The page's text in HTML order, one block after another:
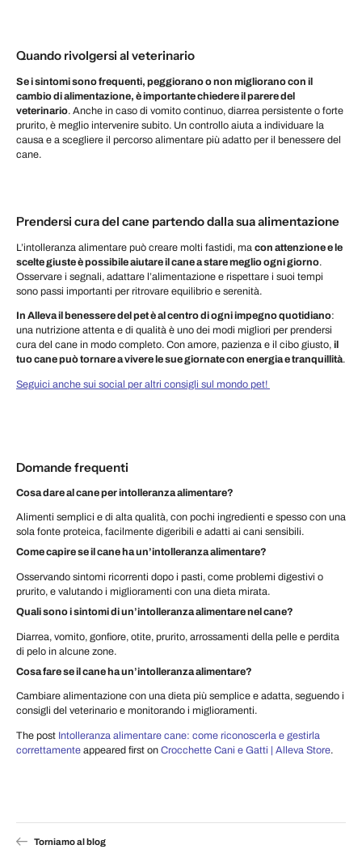
Quando rivolgersi al veterinario
Se i sintomi sono frequenti, peggiorano o non migliorano con il
cambio di alimentazione, è importante chiedere il parere del
veterinario. Anche in caso di vomito continuo, diarrea persistente o forte
prurito, è meglio intervenire subito. Un controllo aiuta a individuare la
causa e a scegliere il percorso alimentare più adatto per il benessere del
cane.
Prendersi cura del cane partendo dalla sua alimentazione
L’intolleranza alimentare può creare molti fastidi, ma con attenzione e le
scelte giuste è possibile aiutare il cane a stare meglio ogni giorno.
Osservare i segnali, adattare l’alimentazione e rispettare i suoi tempi
sono passi importanti per ritrovare equilibrio e serenità.
In Alleva il benessere del pet è al centro di ogni impegno quotidiano:
una nutrizione attenta e di qualità è uno dei modi migliori per prendersi
cura del cane in modo completo. Con amore, pazienza e il cibo giusto, il
tuo cane può tornare a vivere le sue giornate con energia e tranquillità.
Seguici anche sui social per altri consigli sul mondo pet!
Domande frequenti
Cosa dare al cane per intolleranza alimentare?
Alimenti semplici e di alta qualità, con pochi ingredienti e spesso con una
sola fonte proteica, facilmente digeribili e adatti ai cani sensibili.
Come capire se il cane ha un’intolleranza alimentare?
Osservando sintomi ricorrenti dopo i pasti, come problemi digestivi o
prurito, e valutando i miglioramenti con una dieta mirata.
Quali sono i sintomi di un’intolleranza alimentare nel cane?
Diarrea, vomito, gonfiore, otite, prurito, arrossamenti della pelle e perdita
di pelo in alcune zone.
Cosa fare se il cane ha un’intolleranza alimentare?
Cambiare alimentazione con una dieta più semplice e adatta, seguendo i
consigli del veterinario e monitorando i miglioramenti.
The post Intolleranza alimentare cane: come riconoscerla e gestirla
correttamente appeared first on Crocchette Cani e Gatti | Alleva Store.
Torniamo al blog